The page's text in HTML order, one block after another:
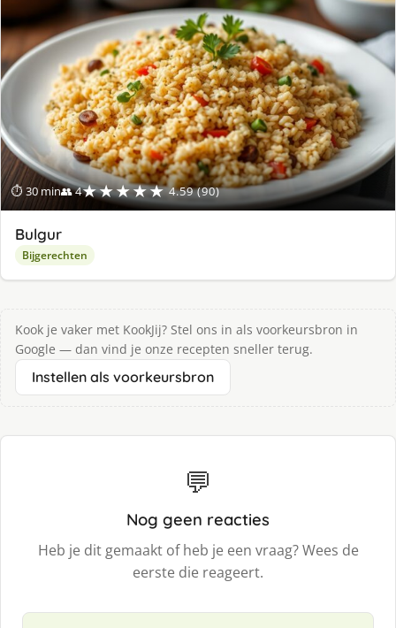
⏱ 30 min👥 4★★★★★ 4.59 (90)
Bulgur
Bijgerechten
Kook je vaker met KookJij? Stel ons in als voorkeursbron in
Google — dan vind je onze recepten sneller terug.
Instellen als voorkeursbron
💬
Nog geen reacties
Heb je dit gemaakt of heb je een vraag? Wees de
eerste die reageert.